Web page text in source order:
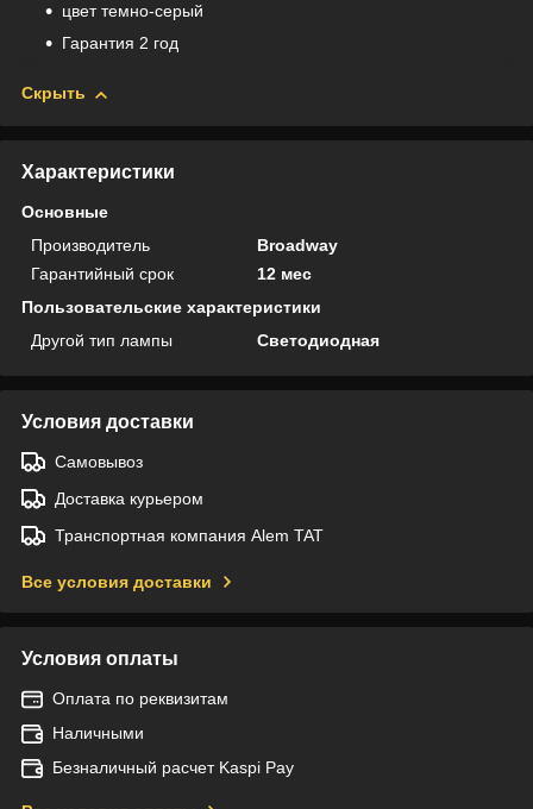
цвет темно-серый
Гарантия 2 год
Скрыть
Характеристики
Основные
Производитель
Broadway
Гарантийный срок
12 мес
Пользовательские характеристики
Другой тип лампы
Светодиодная
Условия доставки
Самовывоз
Доставка курьером
Транспортная компания Alem TAT
Все условия доставки
Условия оплаты
Оплата по реквизитам
Наличными
Безналичный расчет Kaspi Pay